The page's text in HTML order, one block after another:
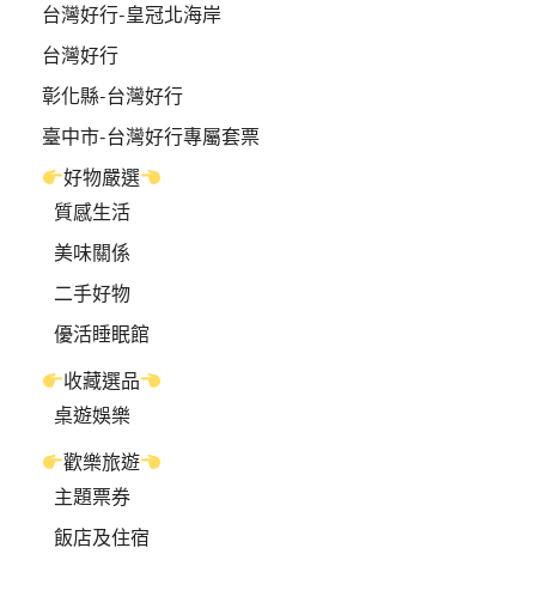
台灣好行-皇冠北海岸
台灣好行
彰化縣-台灣好行
臺中市-台灣好行專屬套票
好物嚴選
質感生活
美味關係
二手好物
優活睡眠館
收藏選品
桌遊娛樂
歡樂旅遊
主題票券
飯店及住宿